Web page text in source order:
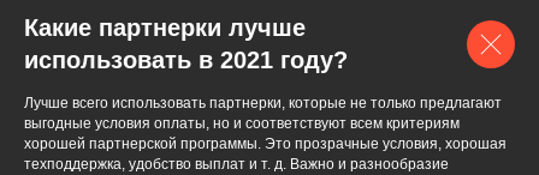
Какие партнерки лучше
использовать в 2021 году?
Лучше всего использовать партнерки, которые не только предлагают
выгодные условия оплаты, но и соответствуют всем критериям
хорошей партнерской программы. Это прозрачные условия, хорошая
техподдержка, удобство выплат и т. д. Важно и разнообразие